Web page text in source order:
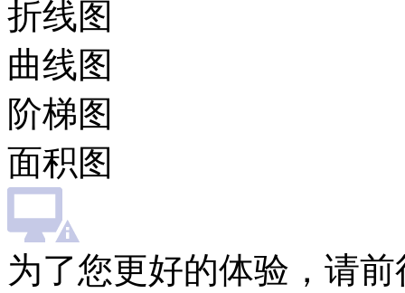
折线图
曲线图
阶梯图
面积图
为了您更好的体验，请